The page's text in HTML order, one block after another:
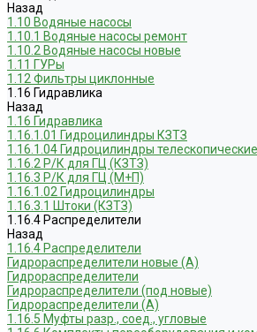
Назад
1.10 Водяные насосы
1.10.1 Водяные насосы ремонт
1.10.2 Водяные насосы новые
1.11 ГУРы
1.12 Фильтры циклонные
1.16 Гидравлика
Назад
1.16 Гидравлика
1.16.1.01 Гидроцилиндры КЗТЗ
1.16.1.04 Гидроцилиндры
1.16.2 Р/К для ГЦ (КЗТЗ)
1.16.3 Р/К для ГЦ (М+П)
1.16.1.02 Гидроцилиндры
1.16.3.1 Штоки (КЗТЗ)
1.16.4 Распределители
Назад
1.16.4 Распределители
Гидрораспределители новые (А)
Гидрораспределители
Гидрораспределители (под новые)
Гидрораспределители (А)
1.16.5 Муфты разр., соед., угловые